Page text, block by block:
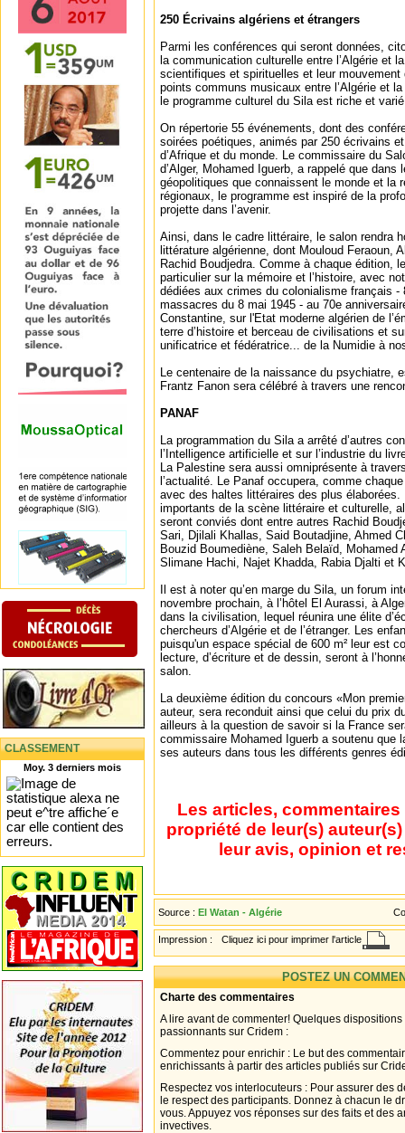
CLASSEMENT
Moy. 3 derniers mois
250 Écrivains algériens et étrangers
Parmi les conférences qui seront données,
la communication culturelle entre l’Algérie et
scientifiques et spirituelles et leur
points communs musicaux entre l’Algérie et
le programme culturel du Sila est riche et
On répertorie 55 événements, dont des
soirées poétiques, animés par 250 écrivains
d’Afrique et du monde. Le commissaire du
d’Alger, Mohamed Iguerb, a rappelé que dans
géopolitiques que connaissent le monde et la
régionaux, le programme est inspiré de la
projette dans l’avenir.
Ainsi, dans le cadre littéraire, le salon rendra
littérature algérienne, dont Mouloud Feraoun,
Rachid Boudjedra. Comme à chaque édition,
particulier sur la mémoire et l’histoire, avec
dédiées aux crimes du colonialisme français -
massacres du 8 mai 1945 - au 70e
Constantine, sur l'Etat moderne algérien de
terre d’histoire et berceau de civilisations et
unificatrice et fédératrice... de la Numidie à
Le centenaire de la naissance du psychiatre,
Frantz Fanon sera célébré à travers une
PANAF
La programmation du Sila a arrêté d’autres
l’Intelligence artificielle et sur l’industrie du
La Palestine sera aussi omniprésente à
l’actualité. Le Panaf occupera, comme
avec des haltes littéraires des plus élaborées.
importants de la scène littéraire et culturelle,
seront conviés dont entre autres Rachid
Sari, Djilali Khallas, Said Boutadjine, Ahmed
Bouzid Boumediène, Saleh Belaïd, Mohamed
Slimane Hachi, Najet Khadda, Rabia Djalti et
Il est à noter qu’en marge du Sila, un forum
novembre prochain, à l’hôtel El Aurassi, à
dans la civilisation, lequel réunira une élite
chercheurs d’Algérie et de l’étranger. Les
puisqu'un espace spécial de 600 m² leur est
lecture, d’écriture et de dessin, seront à
salon.
La deuxième édition du concours «Mon
auteur, sera reconduit ainsi que celui du prix
ailleurs à la question de savoir si la France
commissaire Mohamed Iguerb a soutenu que
ses auteurs dans tous les différents genres
Les articles,
propriété de leur(s)
leur avis, opinion et
Source : El Watan - Algérie
Impression : Cliquez ici pour imprimer l'article
POSTEZ UN
Charte des commentaires
A lire avant de commenter! Quelques
passionnants sur Cridem :
Commentez pour enrichir : Le but des
enrichissants à partir des articles publiés sur
Respectez vos interlocuteurs : Pour assurer des
le respect des participants. Donnez à chacun le
vous. Appuyez vos réponses sur des faits et des
invectives.